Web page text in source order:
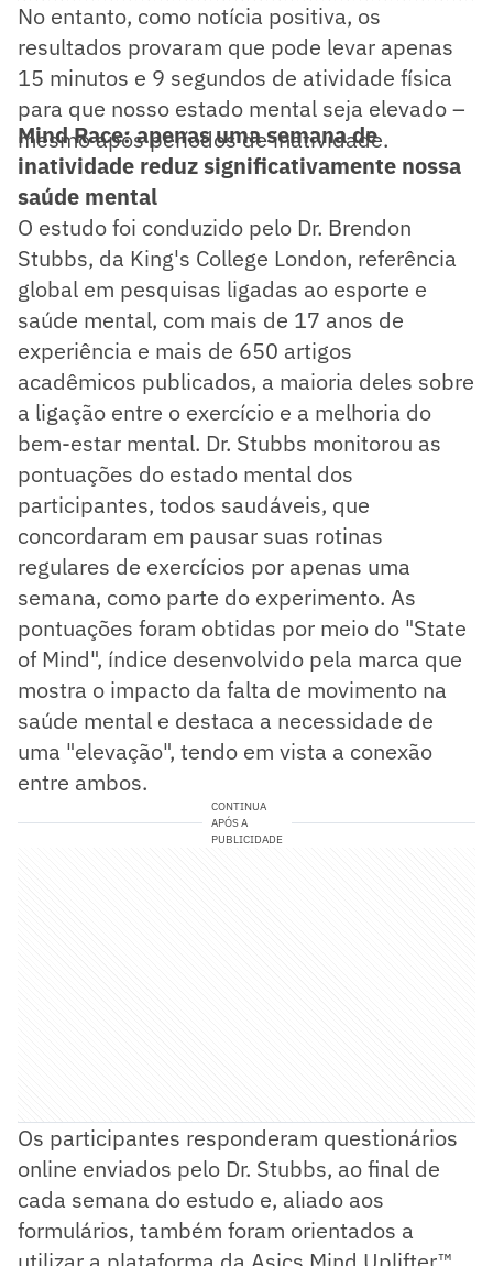
No entanto, como notícia positiva, os
resultados provaram que pode levar apenas
15 minutos e 9 segundos de atividade física
para que nosso estado mental seja elevado –
mesmo após períodos de inatividade.
Mind Race: apenas uma semana de
inatividade reduz significativamente nossa
saúde mental
O estudo foi conduzido pelo Dr. Brendon
Stubbs, da King's College London, referência
global em pesquisas ligadas ao esporte e
saúde mental, com mais de 17 anos de
experiência e mais de 650 artigos
acadêmicos publicados, a maioria deles sobre
a ligação entre o exercício e a melhoria do
bem-estar mental. Dr. Stubbs monitorou as
pontuações do estado mental dos
participantes, todos saudáveis, que
concordaram em pausar suas rotinas
regulares de exercícios por apenas uma
semana, como parte do experimento. As
pontuações foram obtidas por meio do "State
of Mind", índice desenvolvido pela marca que
mostra o impacto da falta de movimento na
saúde mental e destaca a necessidade de
uma "elevação", tendo em vista a conexão
entre ambos.
CONTINUA
APÓS A
PUBLICIDADE
Os participantes responderam questionários
online enviados pelo Dr. Stubbs, ao final de
cada semana do estudo e, aliado aos
formulários, também foram orientados a